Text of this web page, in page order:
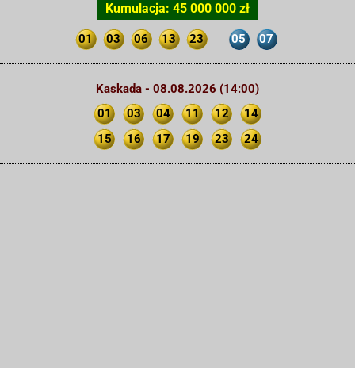
Kumulacja: 45 000 000 zł
01 03 06 13 23 05 07
Kaskada - 08.08.2026 (14:00)
01
03 04 11 12
14
15
16 17 19 23 24